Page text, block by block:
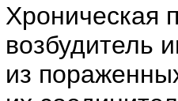
Хроническая
возбудитель
из